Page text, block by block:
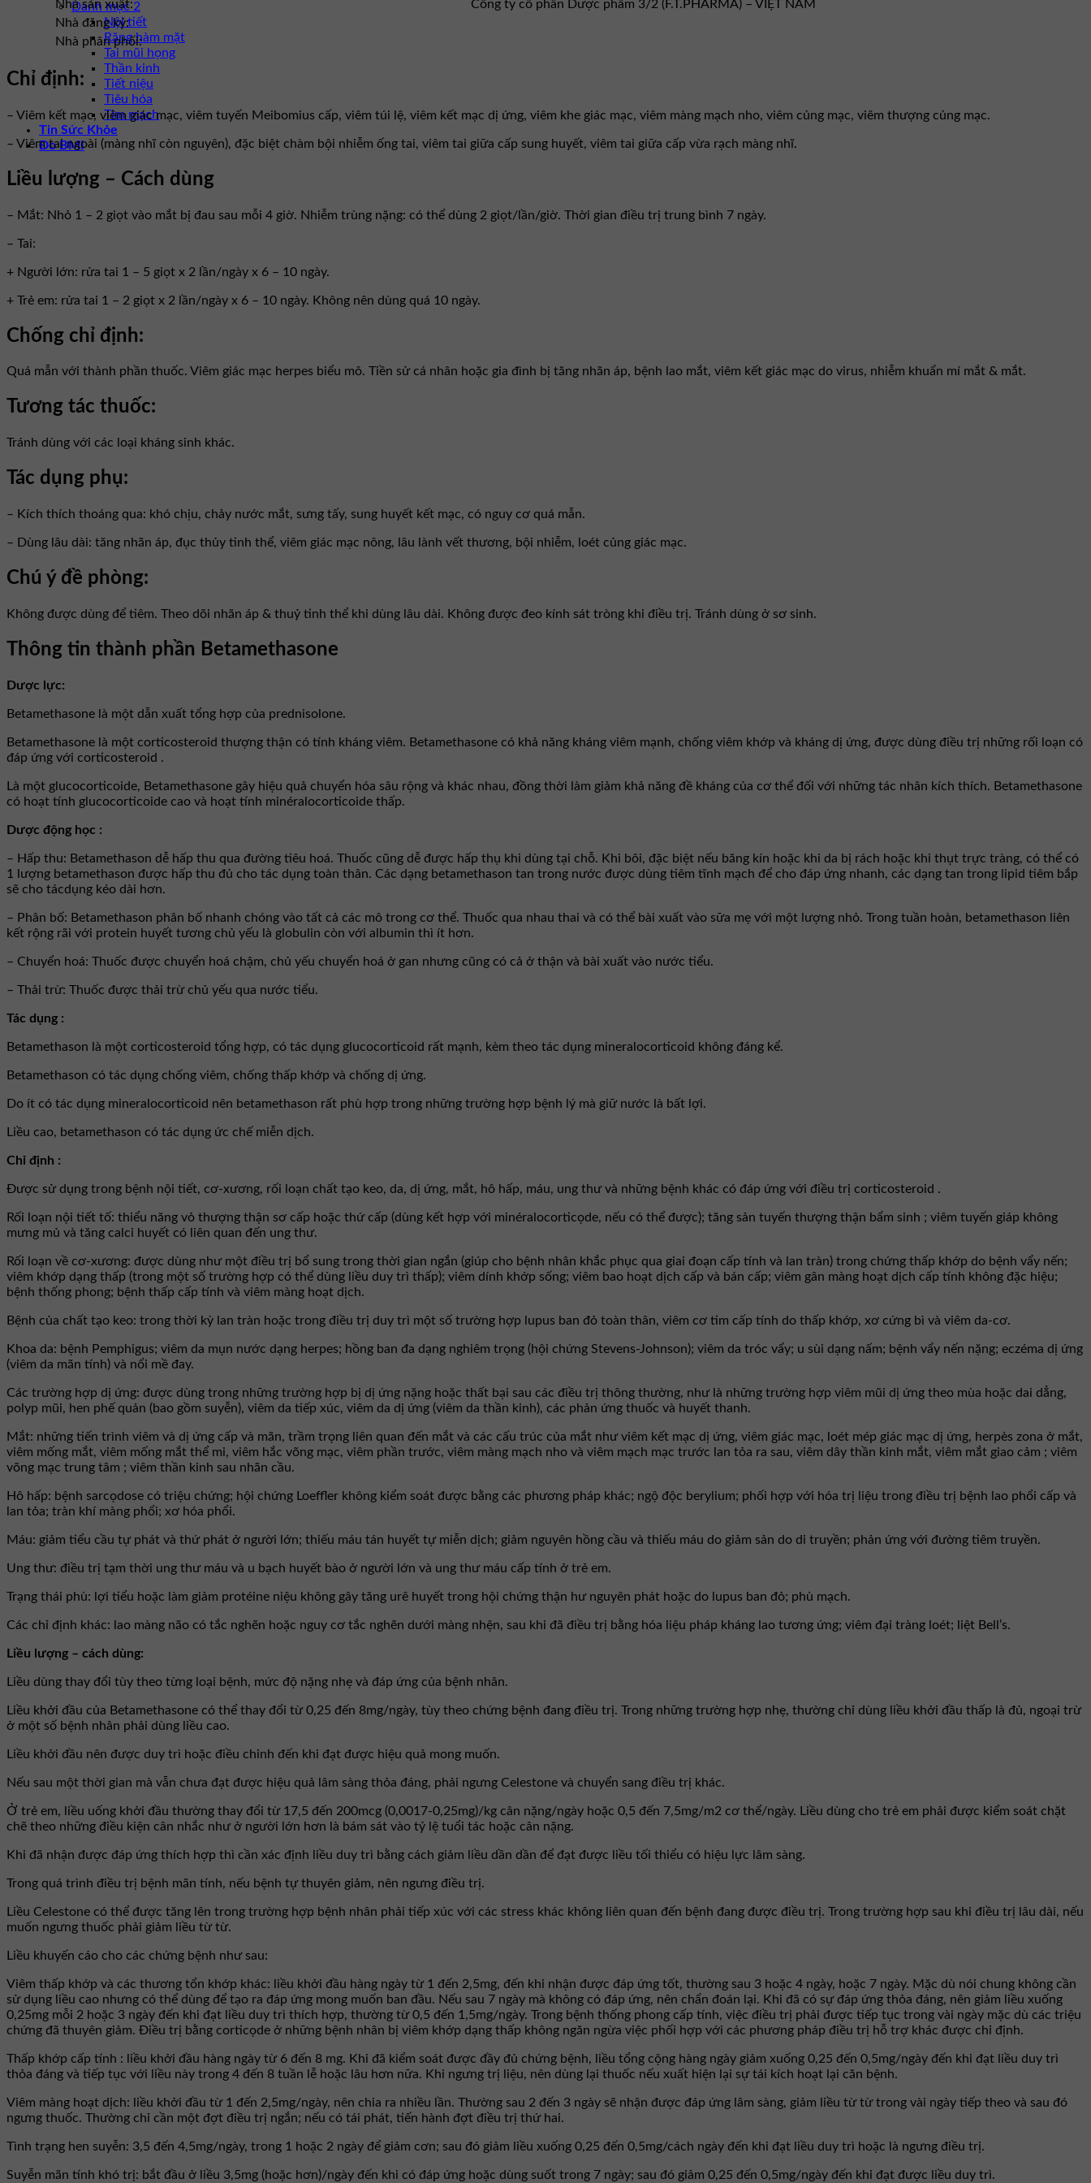
Danh mục 2
Nội tiết
Răng hàm mặt
Tai mũi họng
Thần kinh
Tiết niệu
Tiêu hóa
Tim mạch
Tin Sức Khỏe
Đo BMI
Nhà sản xuất:
Công ty cổ phần Dược phẩm 3/2 (F.T.PHARMA) – VIỆT NAM
Nhà đăng ký:
Nhà phân phối:
Chỉ định:
– Viêm kết mạc, viêm giác mạc, viêm tuyến Meibomius cấp, viêm túi lệ, viêm kết mạc dị ứng, viêm khe giác mạc, viêm màng mạch nho, viêm củng mạc, viêm thượng củng mạc.
– Viêm tai ngoài (màng nhĩ còn nguyên), đặc biệt chàm bội nhiễm ống tai, viêm tai giữa cấp sung huyết, viêm tai giữa cấp vừa rạch màng nhĩ.
Liều lượng – Cách dùng
– Mắt: Nhỏ 1 – 2 giọt vào mắt bị đau sau mỗi 4 giờ. Nhiễm trùng nặng: có thể dùng 2 giọt/lần/giờ. Thời gian điều trị trung bình 7 ngày.
– Tai:
+ Người lớn: rửa tai 1 – 5 giọt x 2 lần/ngày x 6 – 10 ngày.
+ Trẻ em: rửa tai 1 – 2 giọt x 2 lần/ngày x 6 – 10 ngày. Không nên dùng quá 10 ngày.
Chống chỉ định:
Quá mẫn với thành phần thuốc. Viêm giác mạc herpes biểu mô. Tiền sử cá nhân hoặc gia đình bị tăng nhãn áp, bệnh lao mắt, viêm kết giác mạc do virus, nhiễm khuẩn mí mắt & mắt.
Tương tác thuốc:
Tránh dùng với các loại kháng sinh khác.
Tác dụng phụ:
– Kích thích thoáng qua: khó chịu, chảy nước mắt, sưng tấy, sung huyết kết mạc, có nguy cơ quá mẫn.
– Dùng lâu dài: tăng nhãn áp, đục thủy tinh thể, viêm giác mạc nông, lâu lành vết thương, bội nhiễm, loét củng giác mạc.
Chú ý đề phòng:
Không được dùng để tiêm. Theo dõi nhãn áp & thuỷ tinh thể khi dùng lâu dài. Không được đeo kính sát tròng khi điều trị. Tránh dùng ở sơ sinh.
Thông tin thành phần Betamethasone
Dược lực:
Betamethasone là một dẫn xuất tổng hợp của prednisolone.
Betamethasone là một corticosteroid thượng thận có tính kháng viêm. Betamethasone có khả năng kháng viêm mạnh, chống viêm khớp và kháng dị ứng, được dùng điều trị những rối loạn có
đáp ứng với corticosteroid .
Là một glucocorticoide, Betamethasone gây hiệu quả chuyển hóa sâu rộng và khác nhau, đồng thời làm giảm khả năng đề kháng của cơ thể đối với những tác nhân kích thích. Betamethasone
có hoạt tính glucocorticoide cao và hoạt tính minéralocorticoide thấp.
Dược động học :
– Hấp thu: Betamethason dễ hấp thu qua đường tiêu hoá. Thuốc cũng dễ được hấp thụ khi dùng tại chỗ. Khi bôi, đặc biệt nếu băng kín hoặc khi da bị rách hoặc khi thụt trực tràng, có thể có
1 lượng betamethason được hấp thu đủ cho tác dụng toàn thân. Các dạng betamethason tan trong nước được dùng tiêm tĩnh mạch để cho đáp ứng nhanh, các dạng tan trong lipid tiêm bắp
sẽ cho tácdụng kéo dài hơn.
– Phân bố: Betamethason phân bố nhanh chóng vào tất cả các mô trong cơ thể. Thuốc qua nhau thai và có thể bài xuất vào sữa mẹ với một lượng nhỏ. Trong tuần hoàn, betamethason liên
kết rộng rãi với protein huyết tương chủ yếu là globulin còn với albumin thì ít hơn.
– Chuyển hoá: Thuốc được chuyển hoá chậm, chủ yếu chuyển hoá ở gan nhưng cũng có cả ở thận và bài xuất vào nước tiểu.
– Thải trừ: Thuốc được thải trừ chủ yếu qua nước tiểu.
Tác dụng :
Betamethason là một corticosteroid tổng hợp, có tác dụng glucocorticoid rất mạnh, kèm theo tác dụng mineralocorticoid không đáng kể.
Betamethason có tác dụng chống viêm, chống thấp khớp và chống dị ứng.
Do ít có tác dụng mineralocorticoid nên betamethason rất phù hợp trong những trường hợp bệnh lý mà giữ nước là bất lợi.
Liều cao, betamethason có tác dụng ức chế miễn dịch.
Chỉ định :
Ðược sử dụng trong bệnh nội tiết, cơ-xương, rối loạn chất tạo keo, da, dị ứng, mắt, hô hấp, máu, ung thư và những bệnh khác có đáp ứng với điều trị corticosteroid .
Rối loạn nội tiết tố: thiểu năng vỏ thượng thận sơ cấp hoặc thứ cấp (dùng kết hợp với minéralocorticọde, nếu có thể được); tăng sản tuyến thượng thận bẩm sinh ; viêm tuyến giáp không
mưng mủ và tăng calci huyết có liên quan đến ung thư.
Rối loạn về cơ-xương: được dùng như một điều trị bổ sung trong thời gian ngắn (giúp cho bệnh nhân khắc phục qua giai đoạn cấp tính và lan tràn) trong chứng thấp khớp do bệnh vẩy nến;
viêm khớp dạng thấp (trong một số trường hợp có thể dùng liều duy trì thấp); viêm dính khớp sống; viêm bao hoạt dịch cấp và bán cấp; viêm gân màng hoạt dịch cấp tính không đặc hiệu;
bệnh thống phong; bệnh thấp cấp tính và viêm màng hoạt dịch.
Bệnh của chất tạo keo: trong thời kỳ lan tràn hoặc trong điều trị duy trì một số trường hợp lupus ban đỏ toàn thân, viêm cơ tim cấp tính do thấp khớp, xơ cứng bì và viêm da-cơ.
Khoa da: bệnh Pemphigus; viêm da mụn nước dạng herpes; hồng ban đa dạng nghiêm trọng (hội chứng Stevens-Johnson); viêm da tróc vẩy; u sùi dạng nấm; bệnh vẩy nến nặng; eczéma dị ứng
(viêm da mãn tính) và nổi mề đay.
Các trường hợp dị ứng: được dùng trong những trường hợp bị dị ứng nặng hoặc thất bại sau các điều trị thông thường, như là những trường hợp viêm mũi dị ứng theo mùa hoặc dai dẳng,
polyp mũi, hen phế quản (bao gồm suyễn), viêm da tiếp xúc, viêm da dị ứng (viêm da thần kinh), các phản ứng thuốc và huyết thanh.
Mắt: những tiến trình viêm và dị ứng cấp và mãn, trầm trọng liên quan đến mắt và các cấu trúc của mắt như viêm kết mạc dị ứng, viêm giác mạc, loét mép giác mạc dị ứng, herpès zona ở mắt,
viêm mống mắt, viêm mống mắt thể mi, viêm hắc võng mạc, viêm phần trước, viêm màng mạch nho và viêm mạch mạc trước lan tỏa ra sau, viêm dây thần kinh mắt, viêm mắt giao cảm ; viêm
võng mạc trung tâm ; viêm thần kinh sau nhãn cầu.
Hô hấp: bệnh sarcọdose có triệu chứng; hội chứng Loeffler không kiểm soát được bằng các phương pháp khác; ngộ độc berylium; phối hợp với hóa trị liệu trong điều trị bệnh lao phổi cấp và
lan tỏa; tràn khí màng phổi; xơ hóa phổi.
Máu: giảm tiểu cầu tự phát và thứ phát ở người lớn; thiếu máu tán huyết tự miễn dịch; giảm nguyên hồng cầu và thiếu máu do giảm sản do di truyền; phản ứng với đường tiêm truyền.
Ung thư: điều trị tạm thời ung thư máu và u bạch huyết bào ở người lớn và ung thư máu cấp tính ở trẻ em.
Trạng thái phù: lợi tiểu hoặc làm giảm protéine niệu không gây tăng urê huyết trong hội chứng thận hư nguyên phát hoặc do lupus ban đỏ; phù mạch.
Các chỉ định khác: lao màng não có tắc nghẽn hoặc nguy cơ tắc nghẽn dưới màng nhện, sau khi đã điều trị bằng hóa liệu pháp kháng lao tương ứng; viêm đại tràng loét; liệt Bell’s.
Liều lượng – cách dùng:
Liều dùng thay đổi tùy theo từng loại bệnh, mức độ nặng nhẹ và đáp ứng của bệnh nhân.
Liều khởi đầu của Betamethasone có thể thay đổi từ 0,25 đến 8mg/ngày, tùy theo chứng bệnh đang điều trị. Trong những trường hợp nhẹ, thường chỉ dùng liều khởi đầu thấp là đủ, ngoại trừ
ở một số bệnh nhân phải dùng liều cao.
Liều khởi đầu nên được duy trì hoặc điều chỉnh đến khi đạt được hiệu quả mong muốn.
Nếu sau một thời gian mà vẫn chưa đạt được hiệu quả lâm sàng thỏa đáng, phải ngưng Celestone và chuyển sang điều trị khác.
Ở trẻ em, liều uống khởi đầu thường thay đổi từ 17,5 đến 200mcg (0,0017-0,25mg)/kg cân nặng/ngày hoặc 0,5 đến 7,5mg/m2 cơ thể/ngày. Liều dùng cho trẻ em phải được kiểm soát chặt
chẽ theo những điều kiện cân nhắc như ở người lớn hơn là bám sát vào tỷ lệ tuổi tác hoặc cân nặng.
Khi đã nhận được đáp ứng thích hợp thì cần xác định liều duy trì bằng cách giảm liều dần dần để đạt được liều tối thiểu có hiệu lực lâm sàng.
Trong quá trình điều trị bệnh mãn tính, nếu bệnh tự thuyên giảm, nên ngưng điều trị.
Liều Celestone có thể được tăng lên trong trường hợp bệnh nhân phải tiếp xúc với các stress khác không liên quan đến bệnh đang được điều trị. Trong trường hợp sau khi điều trị lâu dài, nếu
muốn ngưng thuốc phải giảm liều từ từ.
Liều khuyến cáo cho các chứng bệnh như sau:
Viêm thấp khớp và các thương tổn khớp khác: liều khởi đầu hàng ngày từ 1 đến 2,5mg, đến khi nhận được đáp ứng tốt, thường sau 3 hoặc 4 ngày, hoặc 7 ngày. Mặc dù nói chung không cần
sử dụng liều cao nhưng có thể dùng để tạo ra đáp ứng mong muốn ban đầu. Nếu sau 7 ngày mà không có đáp ứng, nên chẩn đoán lại. Khi đã có sự đáp ứng thỏa đáng, nên giảm liều xuống
0,25mg mỗi 2 hoặc 3 ngày đến khi đạt liều duy trì thích hợp, thường từ 0,5 đến 1,5mg/ngày. Trong bệnh thống phong cấp tính, việc điều trị phải được tiếp tục trong vài ngày mặc dù các triệu
chứng đã thuyên giảm. Ðiều trị bằng corticọde ở những bệnh nhân bị viêm khớp dạng thấp không ngăn ngừa việc phối hợp với các phương pháp điều trị hỗ trợ khác được chỉ định.
Thấp khớp cấp tính : liều khởi đầu hàng ngày từ 6 đến 8 mg. Khi đã kiểm soát được đầy đủ chứng bệnh, liều tổng cộng hàng ngày giảm xuống 0,25 đến 0,5mg/ngày đến khi đạt liều duy trì
thỏa đáng và tiếp tục với liều này trong 4 đến 8 tuần lễ hoặc lâu hơn nữa. Khi ngưng trị liệu, nên dùng lại thuốc nếu xuất hiện lại sự tái kích hoạt lại căn bệnh.
Viêm màng hoạt dịch: liều khởi đầu từ 1 đến 2,5mg/ngày, nên chia ra nhiều lần. Thường sau 2 đến 3 ngày sẽ nhận được đáp ứng lâm sàng, giảm liều từ từ trong vài ngày tiếp theo và sau đó
ngưng thuốc. Thường chỉ cần một đợt điều trị ngắn; nếu có tái phát, tiến hành đợt điều trị thứ hai.
Tình trạng hen suyễn: 3,5 đến 4,5mg/ngày, trong 1 hoặc 2 ngày để giảm cơn; sau đó giảm liều xuống 0,25 đến 0,5mg/cách ngày đến khi đạt liều duy trì hoặc là ngưng điều trị.
Suyễn mãn tính khó trị: bắt đầu ở liều 3,5mg (hoặc hơn)/ngày đến khi có đáp ứng hoặc dùng suốt trong 7 ngày; sau đó giảm 0,25 đến 0,5mg/ngày đến khi đạt được liều duy trì.